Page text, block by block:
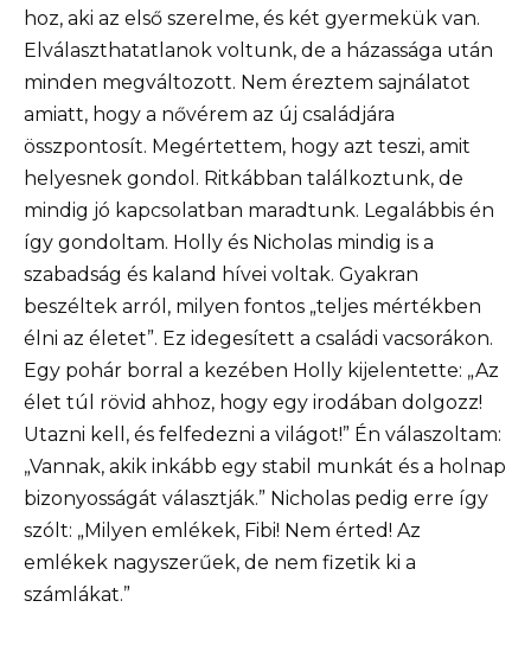
hoz, aki az első szerelme, és két gyermekük van.
Elválaszthatatlanok voltunk, de a házassága után
minden megváltozott. Nem éreztem sajnálatot
amiatt, hogy a nővérem az új családjára
összpontosít. Megértettem, hogy azt teszi, amit
helyesnek gondol. Ritkábban találkoztunk, de
mindig jó kapcsolatban maradtunk. Legalábbis én
így gondoltam. Holly és Nicholas mindig is a
szabadság és kaland hívei voltak. Gyakran
beszéltek arról, milyen fontos „teljes mértékben
élni az életet”. Ez idegesített a családi vacsorákon.
Egy pohár borral a kezében Holly kijelentette: „Az
élet túl rövid ahhoz, hogy egy irodában dolgozz!
Utazni kell, és felfedezni a világot!” Én válaszoltam:
„Vannak, akik inkább egy stabil munkát és a holnap
bizonyosságát választják.” Nicholas pedig erre így
szólt: „Milyen emlékek, Fibi! Nem érted! Az
emlékek nagyszerűek, de nem fizetik ki a
számlákat.”